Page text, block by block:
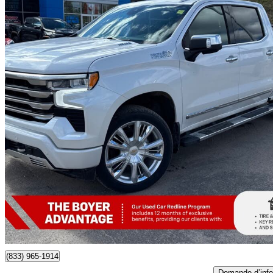
2024 Chevrolet Silverado 1500
High Country Crew Cab 4WD45 537 km
63 299 $ Affaire
1 110 $/mois env.
Bancroft, ON
(833) 965-1914